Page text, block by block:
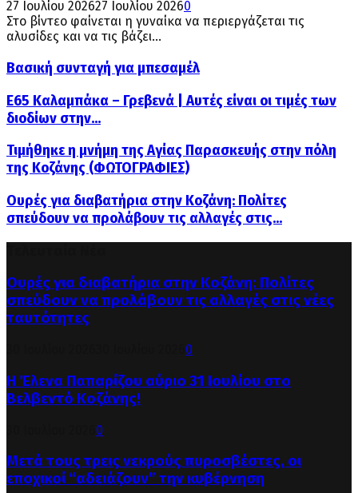
27 Ιουλίου 202627 Ιουλίου 20260
Στο βίντεο φαίνεται η γυναίκα να περιεργάζεται τις
αλυσίδες και να τις βάζει...
Βασική συνταγή για μπεσαμέλ
Ε65 Καλαμπάκα – Γρεβενά | Αυτές είναι οι τιμές των
διοδίων στην...
Τιμήθηκε η μνήμη της Αγίας Παρασκευής στην πόλη
της Κοζάνης (ΦΩΤΟΓΡΑΦΙΕΣ)
Ουρές για διαβατήρια στην Κοζάνη: Πολίτες
σπεύδουν να προλάβουν τις αλλαγές στις...
Ουρές για διαβατήρια στην Κοζάνη: Πολίτες
σπεύδουν να προλάβουν τις αλλαγές στις νέες
ταυτότητες
0
Η Έλενα Παπαρίζου αύριο 31 Ιουλίου στο
Βελβεντό Κοζάνης!
0
Μετά τους τρεις νεκρούς πυροσβέστες, οι
εποχικοί “αδειάζουν” την κυβέρνηση